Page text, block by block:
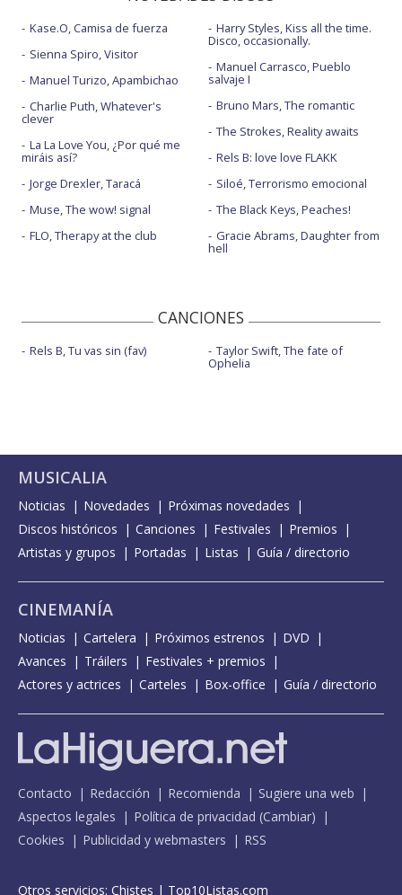
Kase.O, Camisa de fuerza
Sienna Spiro, Visitor
Manuel Turizo, Apambichao
Charlie Puth, Whatever's
clever
La La Love You, ¿Por qué me
miráis así?
Jorge Drexler, Taracá
Muse, The wow! signal
FLO, Therapy at the club
Harry Styles, Kiss all the time.
Disco, occasionally.
Manuel Carrasco, Pueblo
salvaje I
Bruno Mars, The romantic
The Strokes, Reality awaits
Rels B: love love FLAKK
Siloé, Terrorismo emocional
The Black Keys, Peaches!
Gracie Abrams, Daughter from
hell
CANCIONES
Rels B, Tu vas sin (fav) Taylor Swift, The fate of
Ophelia
MUSICALIA
Noticias Novedades
Próximas novedades
Discos históricos
Canciones Festivales
Premios
Artistas y grupos
Portadas Listas Guía / directorio
CINEMANÍA
Noticias Cartelera Próximos estrenos
DVD
Avances
Tráilers
Festivales + premios
Actores y actrices
Carteles Box-office Guía / directorio
Contacto Redacción Recomienda
Sugiere una web
Aspectos legales
Política de privacidad (Cambiar)
Cookies
Publicidad y webmasters RSS
Otros servicios: Chistes | Top10Listas.com